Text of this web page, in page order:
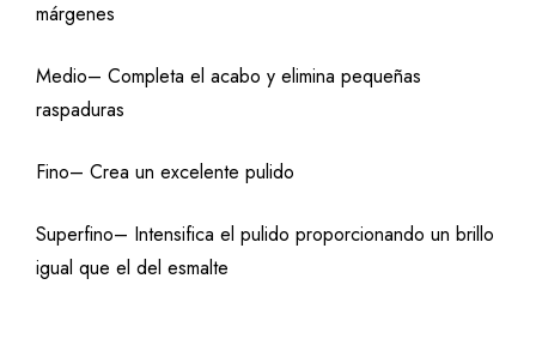
márgenes
Medio– Completa el acabo y elimina pequeñas
raspaduras
Fino– Crea un excelente pulido
Superfino– Intensifica el pulido proporcionando un brillo
igual que el del esmalte